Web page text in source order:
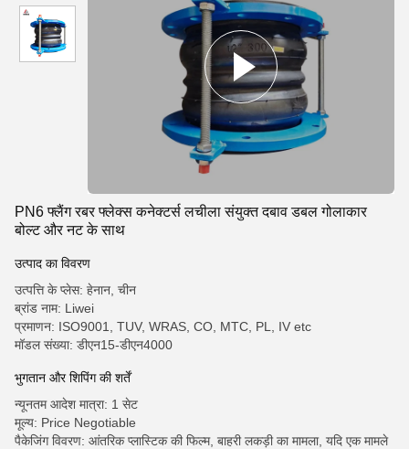
PN6 फ्लैंग रबर फ्लेक्स कनेक्टर्स लचीला संयुक्त दबाव डबल गोलाकार
बोल्ट और नट के साथ
उत्पाद का विवरण
उत्पत्ति के प्लेस: हेनान, चीन
ब्रांड नाम: Liwei
प्रमाणन: ISO9001, TUV, WRAS, CO, MTC, PL, IV etc
मॉडल संख्या: डीएन15-डीएन4000
भुगतान और शिपिंग की शर्तें
न्यूनतम आदेश मात्रा: 1 सेट
मूल्य: Price Negotiable
पैकेजिंग विवरण: आंतरिक प्लास्टिक की फिल्म, बाहरी लकड़ी का मामला, यदि एक मामले